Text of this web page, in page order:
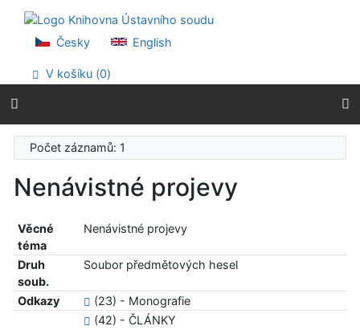
Přejít na menu
Prohlášení o webové přístupnosti
Česky English
V košíku (0)
Počet záznamů: 1
Nenávistné projevy
Věcné
téma
Nenávistné projevy
Druh
soub.
Soubor předmětových hesel
Odkazy
(23) - Monografie
(42) - ČLÁNKY